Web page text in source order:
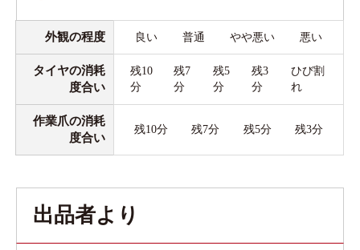
外観の程度 良い 普通 やや悪い 悪い
タイヤの消耗
度合い
残10
分
残7
分
残5
分
残3
分
ひび割
れ
作業爪の消耗
度合い
残10分 残7分 残5分 残3分
出品者より